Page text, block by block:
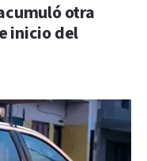
otra
inicio del